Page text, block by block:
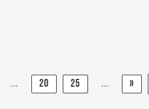
... 20 25 ... »